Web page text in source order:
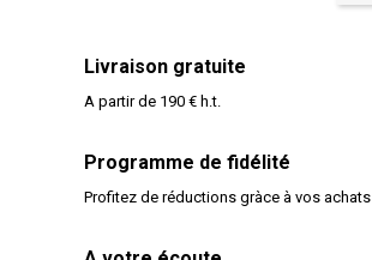
Livraison gratuite
A partir de 190 € h.t.
Programme de fidélité
Profitez de réductions gràce à vos achats